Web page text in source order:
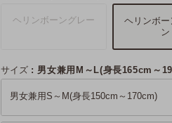
サイズ 男女兼用M～L(身長165cm～
男女兼用S～M(身長150cm～170cm)
ヘリンボーングレー
ヘリンボー
ン